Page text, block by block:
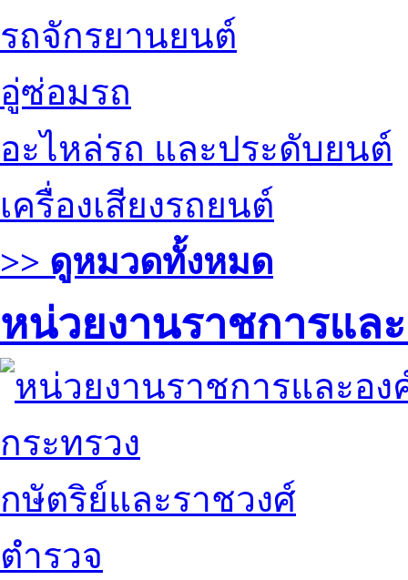
รถจักรยานยนต์
อู่ซ่อมรถ
อะไหล่รถ และประดับยนต์
เครื่องเสียงรถยนต์
>> ดูหมวดทั้งหมด
หน่วยงานราชการแล
กระทรวง
กษัตริย์และราชวงศ์
ตำรวจ